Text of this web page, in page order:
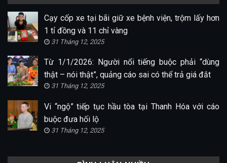
Cạy cốp xe tại bãi giữ xe bệnh viện, trộm lấy hơn
1 tỉ đồng và 11 chỉ vàng
31 Tháng 12, 2025
Từ 1/1/2026: Người nổi tiếng buộc phải “dùng
thật – nói thật”, quảng cáo sai có thể trả giá đắt
31 Tháng 12, 2025
Vi “ngộ” tiếp tục hầu tòa tại Thanh Hóa với cáo
buộc đưa hối lộ
31 Tháng 12, 2025